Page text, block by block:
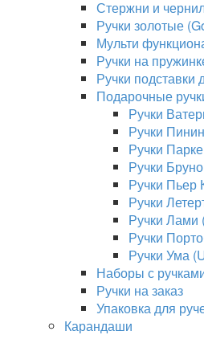
Стержни и
Ручки золотые
Мульти
Ручки на
Ручки подставки
Подарочные
Ручки
Ручки
Ручки
Ручки
Ручки Пьер
Ручки
Ручки Лами
Ручки
Ручки Ума
Наборы с
Ручки на заказ
Упаковка для
Карандаши